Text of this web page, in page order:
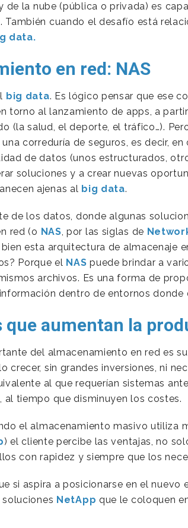
de la nube (pública o privada) es
También cuando el desafío está
data.
en red: NAS
big data. Es lógico pensar que ese
torno al lanzamiento de apps, a
(la salud, el deporte, el tráfico…).
correduría de seguros, es decir,
de datos (unos estructurados,
soluciones y a crear nuevas
ajenas al big data.
de los datos, donde algunas
red (o NAS, por las siglas de
esta arquitectura de almacenaje
Porque el NAS puede brindar a
archivos. Es una forma de
dentro de entornos donde
que aumentan la
del almacenamiento en red es
crecer, sin grandes inversiones, ni
al que requerían sistemas
al tiempo que disminuyen los costes.
el almacenamiento masivo utiliza
) el cliente percibe las ventajas, no
con rapidez y siempre que los
si aspira a posicionarse en el
NetApp que le coloquen